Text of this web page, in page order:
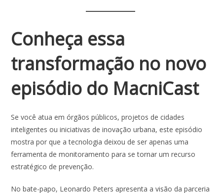
Conheça essa
transformação no novo
episódio do MacniCast
Se você atua em órgãos públicos, projetos de cidades
inteligentes ou iniciativas de inovação urbana, este episódio
mostra por que a tecnologia deixou de ser apenas uma
ferramenta de monitoramento para se tornar um recurso
estratégico de prevenção.
No bate-papo, Leonardo Peters apresenta a visão da parceria